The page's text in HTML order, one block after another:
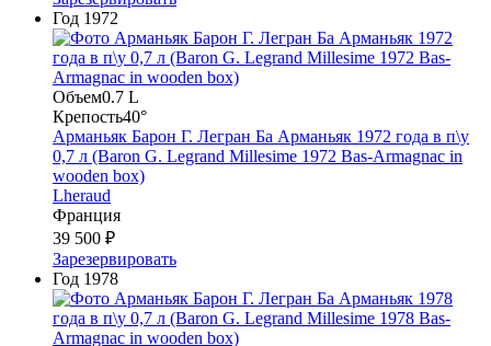
Год 1972
Объем0.7 L
Крепость40°
Арманьяк Барон Г. Легран Ба Арманьяк 1972 года в п\у
0,7 л (Baron G. Legrand Millesime 1972 Bas-Armagnac in
wooden box)
Lheraud
Франция
39 500 ₽
Зарезервировать
Год 1978